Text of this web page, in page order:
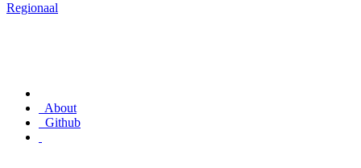
Regionaal
About
Github